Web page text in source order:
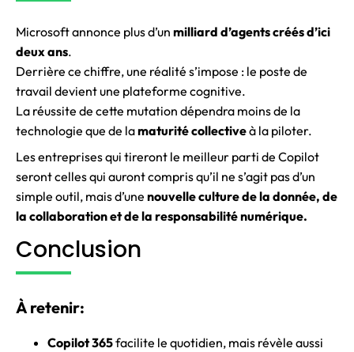
Microsoft annonce plus d’un milliard d’agents créés d’ici
deux ans.
Derrière ce chiffre, une réalité s’impose : le poste de
travail devient une plateforme cognitive.
La réussite de cette mutation dépendra moins de la
technologie que de lamaturité collectiveà la piloter.
Les entreprises qui tireront le meilleur parti de Copilot
seront celles qui auront compris qu’il ne s’agit pas d’un
simple outil, mais d’une nouvelle culture de la donnée, de
la collaboration et de la responsabilité numérique.
Conclusion
À retenir:
Copilot 365facilite le quotidien, mais révèle aussi